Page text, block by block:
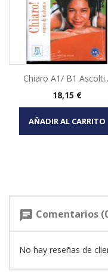
Chiaro A1/ B1
Precio
18,15 €
AÑADIR AL CARRITO
chat Comentarios
No hay reseñas de